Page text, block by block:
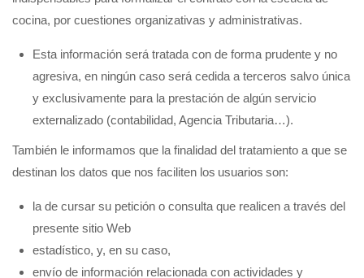
cocina, por cuestiones organizativas y administrativas.
Esta información será tratada con de forma prudente y no
agresiva, en ningún caso será cedida a terceros salvo única
y exclusivamente para la prestación de algún servicio
externalizado (contabilidad, Agencia Tributaria…).
También le informamos que la finalidad del tratamiento a que se
destinan los datos que nos faciliten los usuarios son:
la de cursar su petición o consulta que realicen a través del
presente sitio Web
estadístico, y, en su caso,
envío de información relacionada con actividades y